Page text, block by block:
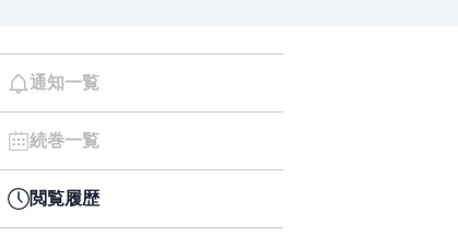
通知一覧
続巻一覧
閲覧履歴